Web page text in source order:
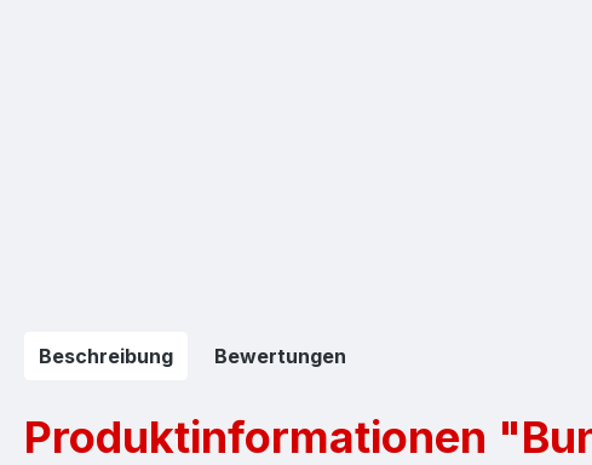
Beschreibung Bewertungen
Produktinformationen